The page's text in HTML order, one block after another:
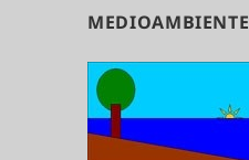
MEDIOAMBIENTE